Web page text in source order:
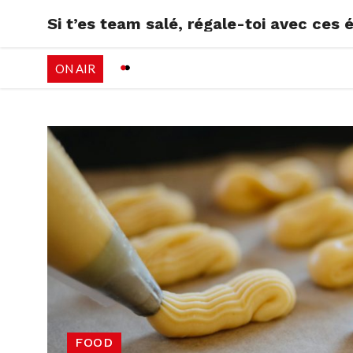
RADIO
Si t’es team salé, régale-toi avec ces
ON AIR
FOOD